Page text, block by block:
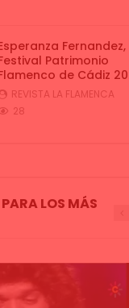
Fernandez,
Patrimonio
de Cádiz
REVISTA LA FLAMENCA
28
LOS MÁS